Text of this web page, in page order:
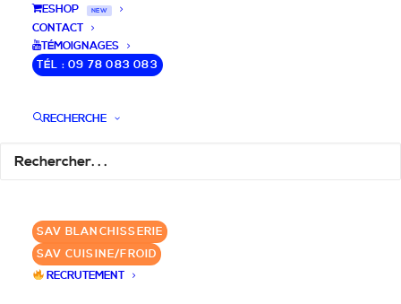
ESHOP NEW
CONTACT
TÉMOIGNAGES
TÉL : 09 78 083 083
RECHERCHE
SAV BLANCHISSERIE
SAV CUISINE/FROID
RECRUTEMENT
DEVIS / CONSEILS /
QUESTIONS
✆ 09 78 083 083
GROUPE SEBI